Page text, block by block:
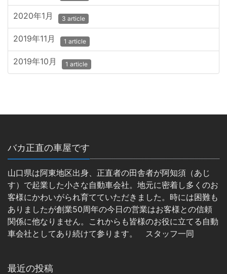
2020年1月 3 article
2019年11月 1 article
2019年10月 1 article
バカ正直の車屋です
山口県は阿東地区出身、正直者の田舎者が阿知須（あじ
す）で起業した小さな自動車会社。地元に密着し多くのお
客様にかわいがられ育てていただきました。時には困難も
ありましたが創業50周年の今日の営業はお客様との信頼
関係に他なりません。これからも皆様のお役に立てる自動
車会社としてあり続けて参ります。 スタッフ一同
最近の投稿